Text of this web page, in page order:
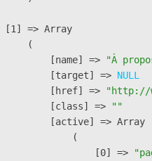
[1] => Array
(
[name] =>
"À
[target] =>
NULL
[href] =>
"http://
[class] =>
""
[active] => Array
(
[0] =>